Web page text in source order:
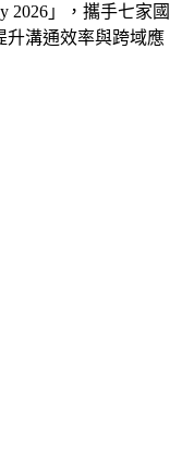
2026」，攜手七家國
升溝通效率與跨域應